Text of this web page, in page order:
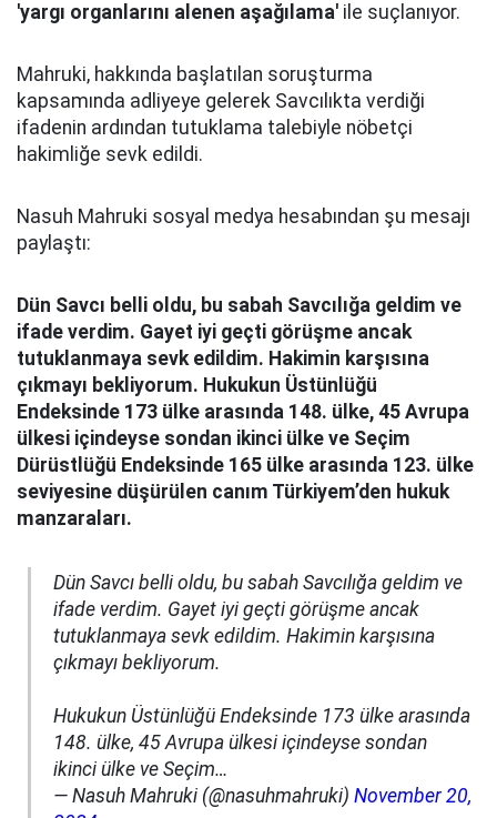
'yargı organlarını alenen aşağılama' ile suçlanıyor.
Mahruki, hakkında başlatılan soruşturma
kapsamında adliyeye gelerek Savcılıkta verdiği
ifadenin ardından tutuklama talebiyle nöbetçi
hakimliğe sevk edildi.
Nasuh Mahruki sosyal medya hesabından şu mesajı
paylaştı:
Dün Savcı belli oldu, bu sabah Savcılığa geldim ve
ifade verdim. Gayet iyi geçti görüşme ancak
tutuklanmaya sevk edildim. Hakimin karşısına
çıkmayı bekliyorum. Hukukun Üstünlüğü
Endeksinde 173 ülke arasında 148. ülke, 45 Avrupa
ülkesi içindeyse sondan ikinci ülke ve Seçim
Dürüstlüğü Endeksinde 165 ülke arasında 123. ülke
seviyesine düşürülen canım Türkiyem’den hukuk
manzaraları.
Dün Savcı belli oldu, bu sabah Savcılığa geldim ve
ifade verdim. Gayet iyi geçti görüşme ancak
tutuklanmaya sevk edildim. Hakimin karşısına
çıkmayı bekliyorum.
Hukukun Üstünlüğü Endeksinde 173 ülke arasında
148. ülke, 45 Avrupa ülkesi içindeyse sondan
ikinci ülke ve Seçim…
— Nasuh Mahruki (@nasuhmahruki) November 20,